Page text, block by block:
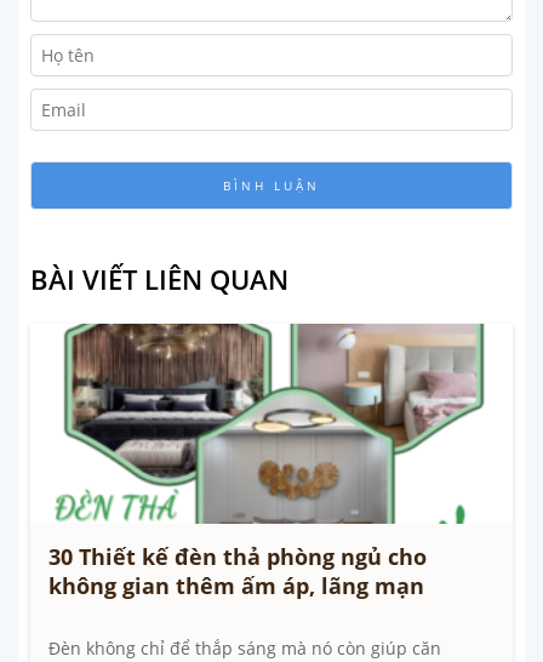
BÀI VIẾT LIÊN QUAN
30 Thiết kế đèn thả phòng ngủ cho
không gian thêm ấm áp, lãng mạn
Đèn không chỉ để thắp sáng mà nó còn giúp căn